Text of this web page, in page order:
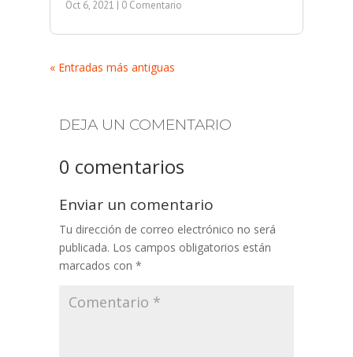
Oct 6, 2021 | 0 Comentario
« Entradas más antiguas
DEJA UN COMENTARIO
0 comentarios
Enviar un comentario
Tu dirección de correo electrónico no será
publicada. Los campos obligatorios están
marcados con *